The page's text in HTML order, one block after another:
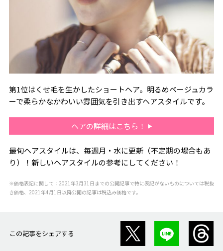
第1位はくせ毛を生かしたショートヘア。明るめベージュカラ
ーで柔らかなかわいい雰囲気を引き出すヘアスタイルです。
ヘアの詳細はこちら！
最旬ヘアスタイルは、毎週月・水に更新（不定期の場合もあ
り）！新しいヘアスタイルの参考にしてください！
※価格表記に関して：2021年3月31日までの公開記事で特に表記がないものについては税抜
き価格、2021年4月1日以降公開の記事は税込み価格です。
この記事をシェアする